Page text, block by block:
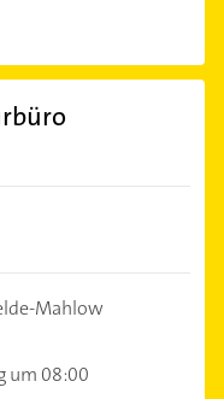
Mahlow
um 08:00